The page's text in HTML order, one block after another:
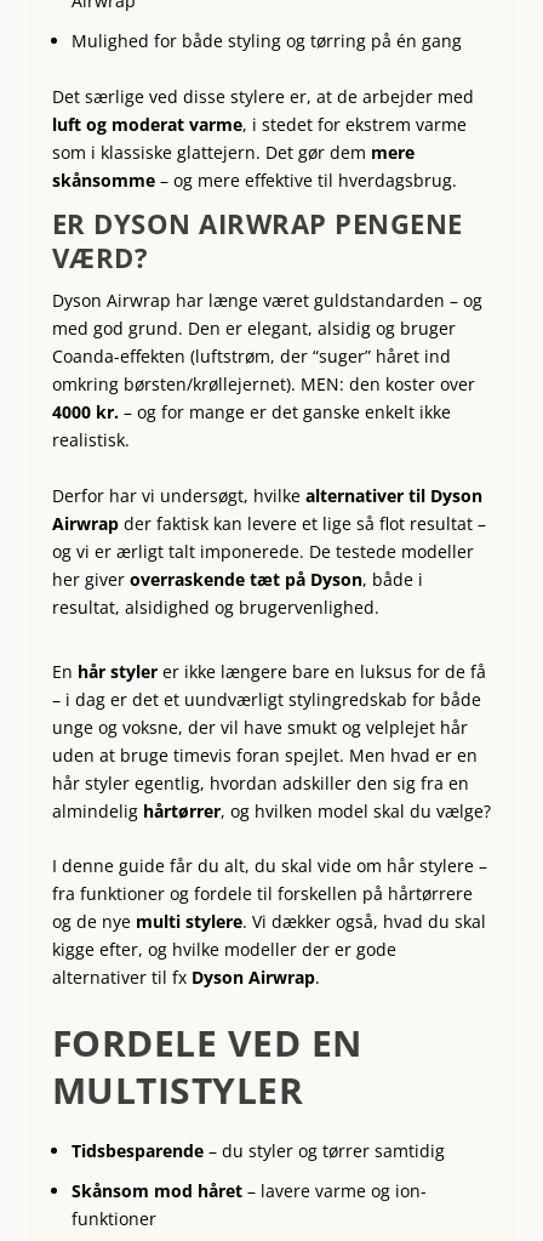
Mulighed for både styling og tørring på én gang
Det særlige ved disse stylere er, at de arbejder med
luft og moderat varme, i stedet for ekstrem varme
som i klassiske glattejern. Det gør dem mere
skånsomme– og mere effektive til hverdagsbrug.
ER DYSON AIRWRAP PENGENE
VÆRD?
Dyson Airwrap har længe været guldstandarden – og
med god grund. Den er elegant, alsidig og bruger
Coanda-effekten (luftstrøm, der “suger” håret ind
omkring børsten/krøllejernet). MEN: den koster over
4000 kr.– og for mange er det ganske enkelt ikke
realistisk.
Derfor har vi undersøgt, hvilke alternativer til Dyson
Airwrapder faktisk kan levere et lige så flot resultat –
og vi er ærligt talt imponerede. De testede modeller
her giver overraskende tæt på Dyson, både i
resultat, alsidighed og brugervenlighed.
En hår stylerer ikke længere bare en luksus for de få
– i dag er det et uundværligt stylingredskab for både
unge og voksne, der vil have smukt og velplejet hår
uden at bruge timevis foran spejlet. Men hvad er en
hår styler egentlig, hvordan adskiller den sig fra en
almindelig hårtørrer, og hvilken model skal du vælge?
I denne guide får du alt, du skal vide om hår stylere –
fra funktioner og fordele til forskellen på hårtørrere
og de nye multi stylere. Vi dækker også, hvad du skal
kigge efter, og hvilke modeller der er gode
alternativer til fx Dyson Airwrap.
FORDELE VED EN
MULTISTYLER
Tidsbesparende– du styler og tørrer samtidig
Skånsom mod håret– lavere varme og ion-
funktioner